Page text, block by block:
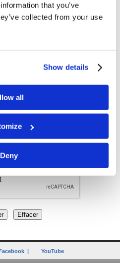
that you’ve
collected from your use
Show details
all
Deny
de M. Rees Ellis :
| YouTube